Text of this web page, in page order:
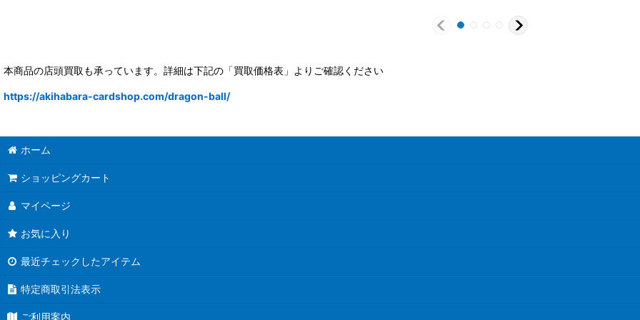
本商品の店頭買取も承っています。詳細は下記の「買取価格表」よりご確認ください
https://akihabara-cardshop.com/dragon-ball/
ホーム
ショッピングカート
マイページ
お気に入り
最近チェックしたアイテム
特定商取引法表示
ご利用案内